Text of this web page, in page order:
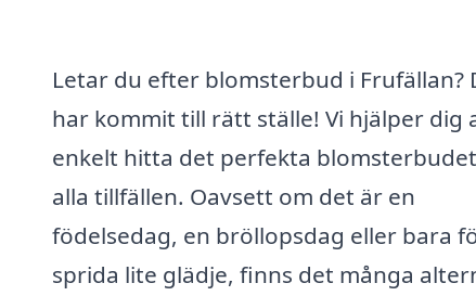
Letar du efter blomsterbud i Frufällan?
har kommit till rätt ställe! Vi hjälper dig
enkelt hitta det perfekta
alla tillfällen. Oavsett om det är en
födelsedag, en bröllopsdag eller bara
sprida lite glädje, finns det många